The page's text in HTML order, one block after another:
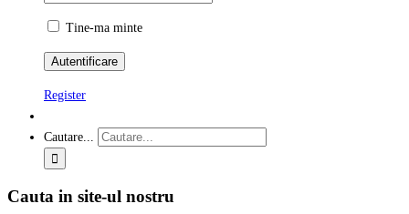
Tine-ma minte
Register
Cautare...
Cauta in site-ul nostru